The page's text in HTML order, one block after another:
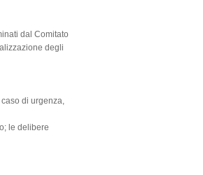
dal Comitato
degli
di urgenza,
le delibere